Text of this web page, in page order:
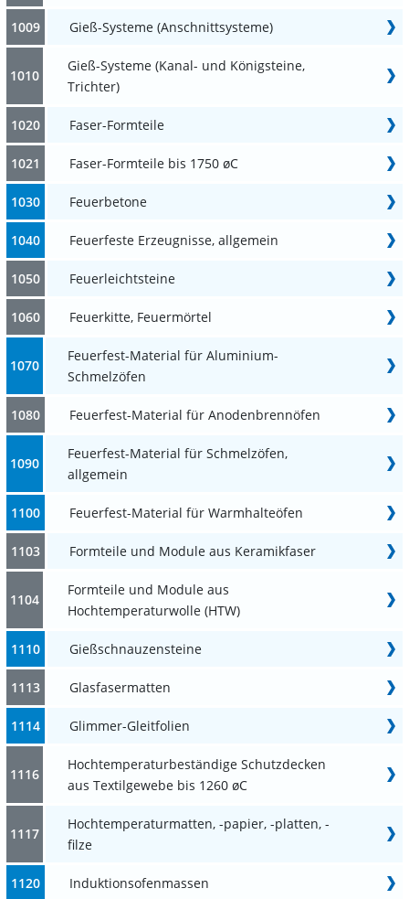
1009 Gieß-Systeme (Anschnittsysteme)
1010
Gieß-Systeme (Kanal- und Königsteine,
Trichter)
1020 Faser-Formteile
1021 Faser-Formteile bis 1750 øC
1030 Feuerbetone
1040 Feuerfeste Erzeugnisse, allgemein
1050 Feuerleichtsteine
1060 Feuerkitte, Feuermörtel
1070
Feuerfest-Material für Aluminium-
Schmelzöfen
1080 Feuerfest-Material für Anodenbrennöfen
1090
Feuerfest-Material für Schmelzöfen,
allgemein
1100 Feuerfest-Material für Warmhalteöfen
1103 Formteile und Module aus Keramikfaser
1104
Formteile und Module aus
Hochtemperaturwolle (HTW)
1110 Gießschnauzensteine
1113 Glasfasermatten
1114 Glimmer-Gleitfolien
1116
Hochtemperaturbeständige Schutzdecken
aus Textilgewebe bis 1260 øC
1117
Hochtemperaturmatten, -papier, -platten, -
filze
1120 Induktionsofenmassen